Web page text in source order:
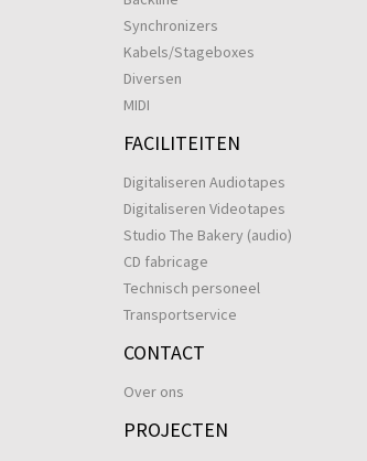
Synchronizers
Kabels/Stageboxes
Diversen
MIDI
FACILITEITEN
Digitaliseren Audiotapes
Digitaliseren Videotapes
Studio The Bakery (audio)
CD fabricage
Technisch personeel
Transportservice
CONTACT
Over ons
PROJECTEN